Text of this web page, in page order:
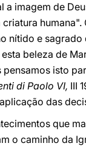
a imagem de
nítido e
beleza de
isto
di Paolo VI, III
das
que
o caminho da